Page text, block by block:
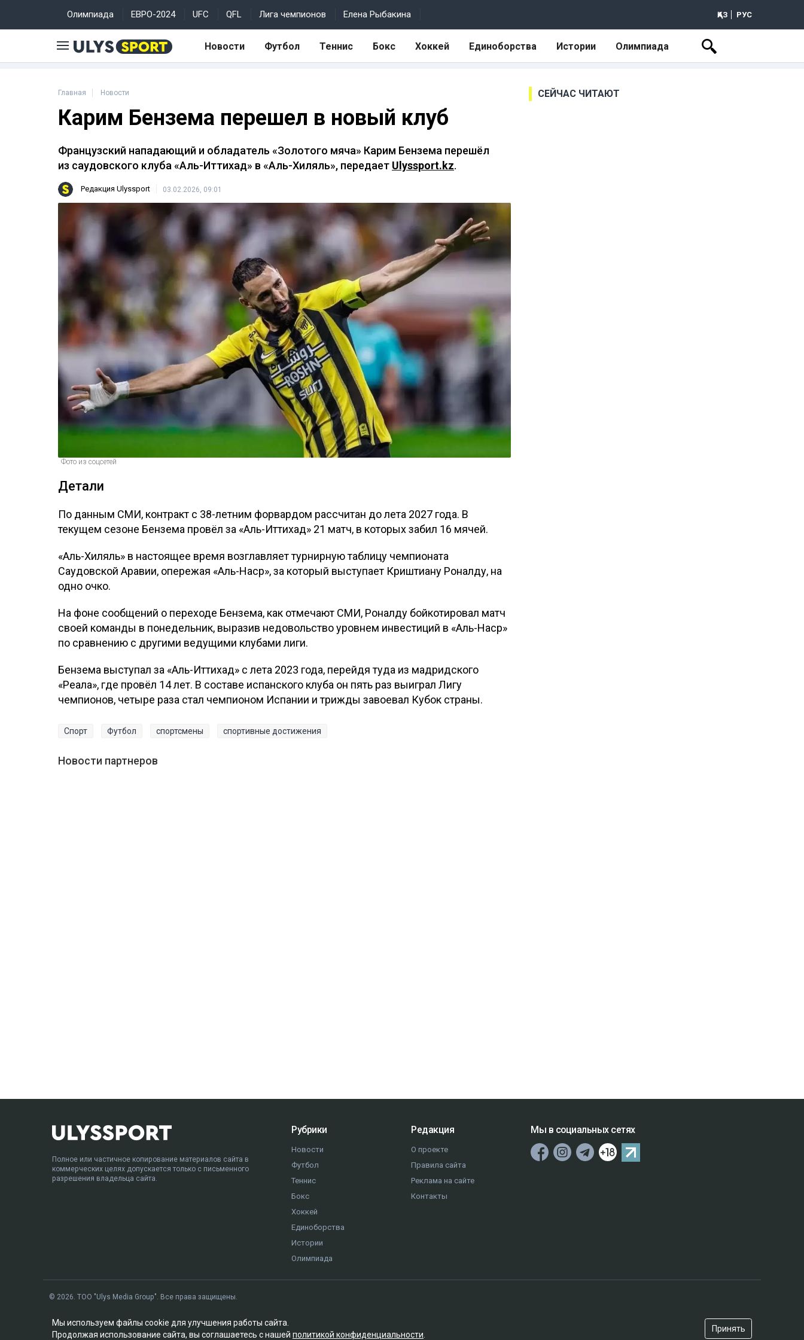
Олимпиада ЕВРО-2024 UFC QFL Лига чемпионов Елена Рыбакина ҚАЗ РУС
Новости Футбол Теннис Бокс Хоккей Единоборства Истории Олимпиада
Главная Новости
Карим Бензема перешел в новый клуб
Французский нападающий и обладатель «Золотого мяча» Карим Бензема перешёл
из саудовского клуба «Аль-Иттихад» в «Аль-Хиляль», передает Ulyssport.kz.
Редакция Ulyssport 03.02.2026, 09:01
Фото из соцсетей
Детали
По данным СМИ, контракт с 38-летним форвардом рассчитан до лета 2027 года. В
текущем сезоне Бензема провёл за «Аль-Иттихад» 21 матч, в которых забил 16 мячей.
«Аль-Хиляль» в настоящее время возглавляет турнирную таблицу чемпионата
Саудовской Аравии, опережая «Аль-Наср», за который выступает Криштиану Роналду, на
одно очко.
На фоне сообщений о переходе Бензема, как отмечают СМИ, Роналду бойкотировал матч
своей команды в понедельник, выразив недовольство уровнем инвестиций в «Аль-Наср»
по сравнению с другими ведущими клубами лиги.
Бензема выступал за «Аль-Иттихад» с лета 2023 года, перейдя туда из мадридского
«Реала», где провёл 14 лет. В составе испанского клуба он пять раз выиграл Лигу
чемпионов, четыре раза стал чемпионом Испании и трижды завоевал Кубок страны.
Спорт Футбол спортсмены спортивные достижения
Новости партнеров
СЕЙЧАС ЧИТАЮТ
Полное или частичное копирование материалов сайта в
коммерческих целях допускается только с письменного
разрешения владельца сайта.
Рубрики
Новости
Футбол
Теннис
Бокс
Хоккей
Единоборства
Истории
Олимпиада
Редакция
О проекте
Правила сайта
Реклама на сайте
Контакты
Мы в социальных сетях
© 2026. ТОО "Ulys Media Group". Все права защищены.
Мы используем файлы cookie для улучшения работы сайта.
Продолжая использование сайта, вы соглашаетесь с нашей политикой конфиденциальности
Принять